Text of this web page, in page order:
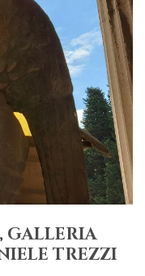
GALLERIA
TREZZI